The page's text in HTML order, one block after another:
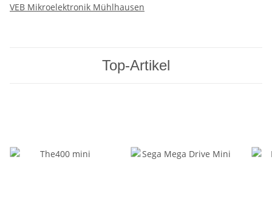
VEB Mikroelektronik Mühlhausen
Top-Artikel